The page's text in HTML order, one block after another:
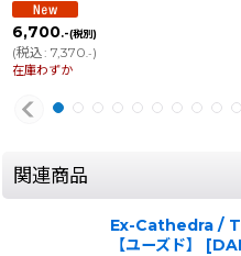
6,700.-(税別)
(税込: 7,370 .-)
在庫わずか
関連商品
Ex-Cathedra /
【ユーズド】
[